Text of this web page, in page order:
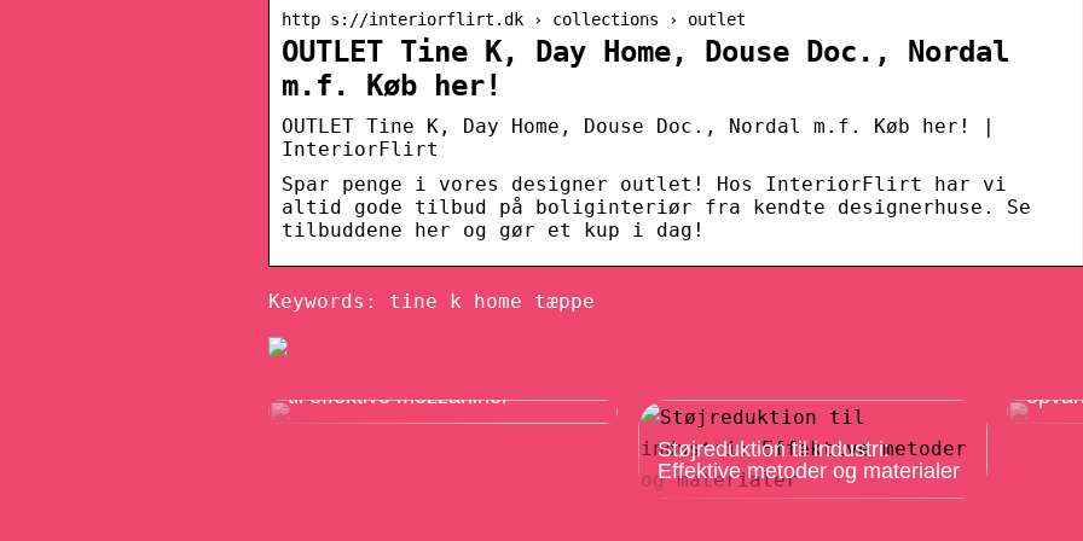
http s://interiorflirt.dk › collections › outlet
OUTLET Tine K, Day Home, Douse Doc., Nordal
m.f. Køb her!
OUTLET Tine K, Day Home, Douse Doc., Nordal m.f. Køb her! |
InteriorFlirt
Spar penge i vores designer outlet! Hos InteriorFlirt har vi
altid gode tilbud på boliginteriør fra kendte designerhuse. Se
tilbuddene her og gør et kup i dag!
Keywords: tine k home tæppe
til effektive mezzaniner
Støjreduktion til industri:
Effektive metoder og materialer